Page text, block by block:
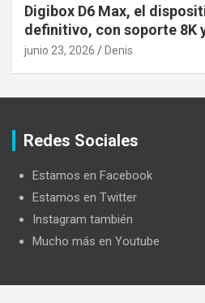
Digibox D6 Max, el
definitivo, con soporte 8K
junio 23, 2026 Denis
Redes Sociales
Estamos en Facebook
Estamos en Twitter
Instagram también
Mucho más en Youtube